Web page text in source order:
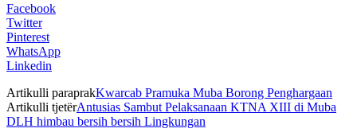
Facebook
Twitter
Pinterest
WhatsApp
Linkedin
Artikulli paraprakKwarcab Pramuka Muba Borong Penghargaan
Artikulli tjetërAntusias Sambut Pelaksanaan KTNA XIII di Muba
DLH himbau bersih bersih Lingkungan